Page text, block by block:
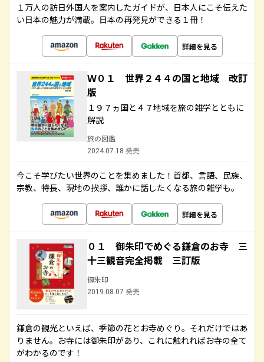
１万人の訪日外国人を案内したガイドが、日本人にこそ伝えた
い日本の魅力が満載。日本の再発見ができる１冊！
詳細を見る
Ｗ０１ 世界２４４の国と地域 改訂
版
１９７ヵ国と４７地域を旅の雑学とともに
解説
旅の図鑑
2024.07.18 発売
今こそ学びたい世界のことを集めました！首都、言語、民族、
宗教、特長、現地の挨拶、誰かに話したくなる旅の雑学も。
詳細を見る
０１ 御朱印でめぐる鎌倉のお寺 三
十三観音完全掲載 三訂版
御朱印
2019.08.07 発売
鎌倉の観光といえば、季節の花とお寺めぐり。それだけではあ
りません。お寺には御朱印があり、これに触れればお寺の全て
がわかるのです！